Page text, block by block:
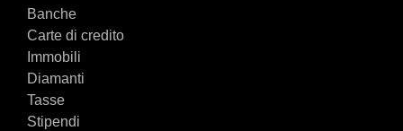
Banche
Carte di credito
Immobili
Diamanti
Tasse
Stipendi